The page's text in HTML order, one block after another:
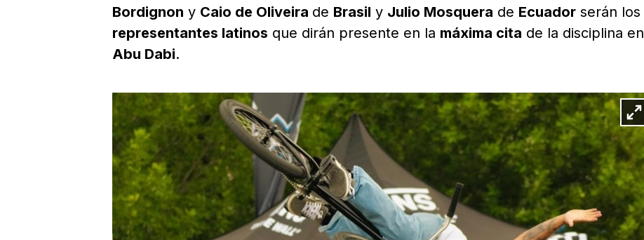
Bordignon y Caio de Oliveira de Brasil y Julio Mosquera de Ecuador serán los
representantes latinos que dirán presente en la máxima cita de la disciplina en
Abu Dabi.